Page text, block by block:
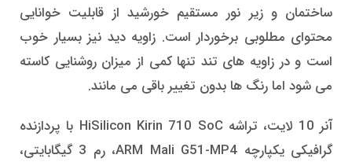
ساختمان و زیر نور مستقیم خورشید از قابلیت خوانایی
محتوای مطلوبی برخوردار است. زاویه دید نیز بسیار خوب
است و در زاویه های تند تنها کمی از میزان روشنایی کاسته
می شود اما رنگ ها بدون تغییر باقی می مانند.
آنر 10 لایت، تراشه HiSilicon Kirin 710 SoC با پردازنده
گرافیکی یکپارچه ARM Mali G51-MP4، رم 3 گیگابایتی،